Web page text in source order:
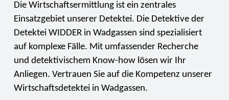
Die Wirtschaftsermittlung ist ein zentrales
Einsatzgebiet unserer Detektei. Die Detektive der
Detektei WIDDER in Wadgassen sind spezialisiert
auf komplexe Fälle. Mit umfassender Recherche
und detektivischem Know-how lösen wir Ihr
Anliegen. Vertrauen Sie auf die Kompetenz unserer
Wirtschaftsdetektei in Wadgassen.